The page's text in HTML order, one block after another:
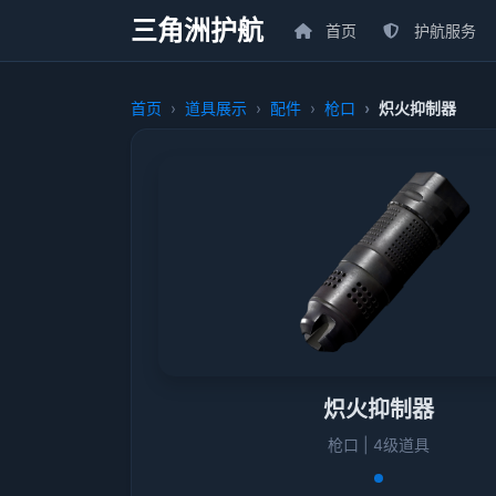
三角洲护航 首页 护航服务
首页 道具展示 配件 枪口 炽火抑制器
炽火抑制器
枪口 | 4级道具